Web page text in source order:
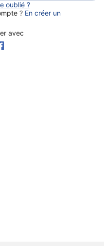
oublié ?
? En créer un
avec